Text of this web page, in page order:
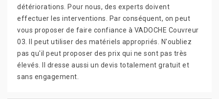
détériorations. Pour nous, des experts doivent
effectuer les interventions. Par conséquent, on peut
vous proposer de faire confiance à VADOCHE Couvreur
03. Il peut utiliser des matériels appropriés. N'oubliez
pas qu'il peut proposer des prix qui ne sont pas très
élevés. Il dresse aussi un devis totalement gratuit et
sans engagement.